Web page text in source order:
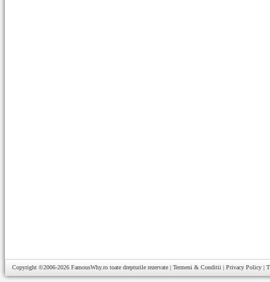
Copyright ©2006-2026 FamousWhy.ro toate drepturile rezervate | Termeni & Conditii | Privacy Policy |